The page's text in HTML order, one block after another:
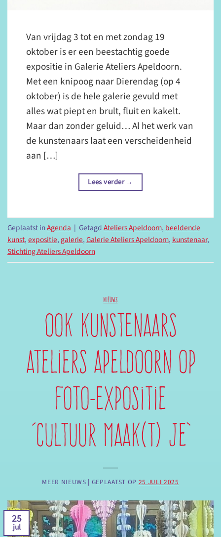
Van vrijdag 3 tot en met zondag 19
oktober is er een beestachtig goede
expositie in Galerie Ateliers Apeldoorn.
Met een knipoog naar Dierendag (op 4
oktober) is de hele galerie gevuld met
alles wat piept en brult, fluit en kakelt.
Maar dan zonder geluid… Al het werk van
de kunstenaars laat een verscheidenheid
aan […]
Lees verder→
Geplaatst inAgenda | GetagdAteliers Apeldoorn, beeldende
kunst,expositie, galerie,Galerie Ateliers Apeldoorn, kunstenaar,
Stichting Ateliers Apeldoorn
NIEUWS
Ook kunstenaars
Ateliers Apeldoorn op
foto-expositie
‘Cultuur maak(t) je’
MEER NIEUWS | GEPLAATST OP 25 JULI 2025
25
jul